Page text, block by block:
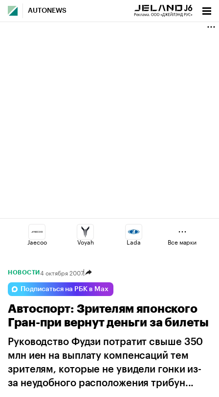
AUTONEWS
Jaecoo Voyah Lada
Changan Haval
Geely Omoda Volga
Все марки
НОВОСТИ 4 октября 2007
Подписаться на РБК в Max
Автоспорт: Зрителям японского
Гран-при вернут деньги за билеты
Руководство Фудзи потратит свыше 350
млн иен на выплату компенсаций тем
зрителям, которые не увидели гонки из-
за неудобного расположения трибун...